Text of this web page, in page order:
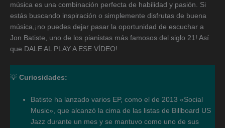
música es una combinación perfecta de habilidad y pasión. Si
estás buscando inspiración o simplemente disfrutas de buena
música,¡no puedes dejar pasar la oportunidad de escuchar a
Jon Batiste, uno de los pianistas más famosos del siglo 21! Así
que DALE AL PLAY A ESE VÍDEO!
💡 Curiosidades:
Batiste ha lanzado varios EP, como el de 2013 «Social
Music», que alcanzó la cima de las listas de Billboard US
Jazz durante un mes y se mantuvo como uno de sus